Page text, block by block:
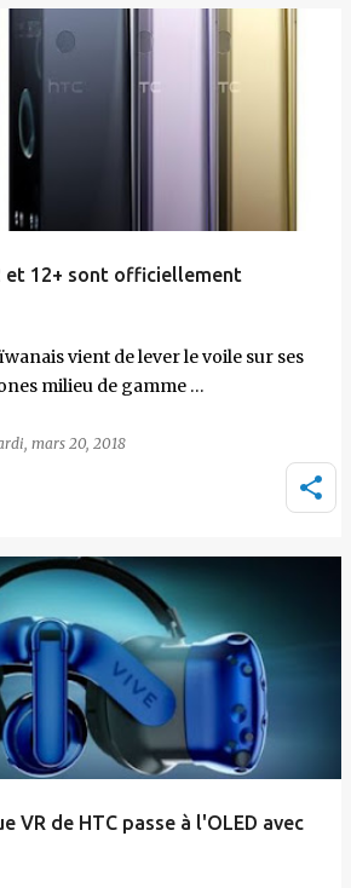
et 12+ sont officiellement
vient de lever le voile sur ses
milieu de gamme …
mars 20, 2018
VR de HTC passe à l'OLED avec